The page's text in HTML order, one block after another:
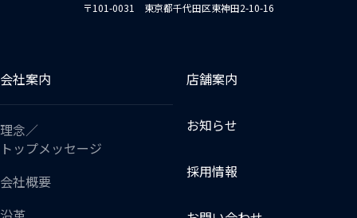
〒101-0031 東京都千代田区東神田2-10-16
会社案内
理念／
トップメッセージ
会社概要
店舗案内
お知らせ
採用情報